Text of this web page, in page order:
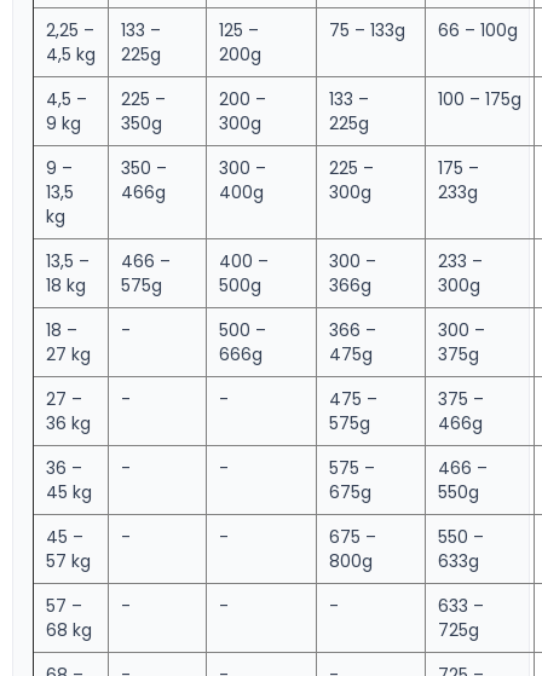
2,25 –
4,5 kg
133 –
225g
125 –
200g
75 – 133g 66 – 100g
4,5 –
9 kg
225 –
350g
200 –
300g
133 –
225g
100 – 175g
9 –
13,5
kg
350 –
466g
300 –
400g
225 –
300g
175 –
233g
13,5 –
18 kg
466 –
575g
400 –
500g
300 –
366g
233 –
300g
18 –
27 kg
-
500 –
666g
366 –
475g
300 –
375g
27 –
36 kg
- -
475 –
575g
375 –
466g
36 –
45 kg
- -
575 –
675g
466 –
550g
45 –
57 kg
- -
675 –
800g
550 –
633g
57 –
68 kg
- - -
633 –
725g